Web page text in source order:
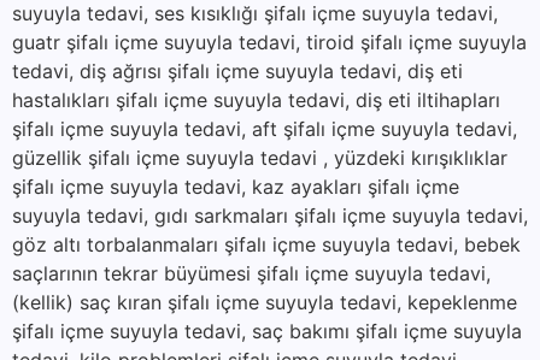
suyuyla tedavi, ses kısıklığı şifalı içme suyuyla tedavi,
guatr şifalı içme suyuyla tedavi, tiroid şifalı içme suyuyla
tedavi, diş ağrısı şifalı içme suyuyla tedavi, diş eti
hastalıkları şifalı içme suyuyla tedavi, diş eti iltihapları
şifalı içme suyuyla tedavi, aft şifalı içme suyuyla tedavi,
güzellik şifalı içme suyuyla tedavi , yüzdeki kırışıklıklar
şifalı içme suyuyla tedavi, kaz ayakları şifalı içme
suyuyla tedavi, gıdı sarkmaları şifalı içme suyuyla tedavi,
göz altı torbalanmaları şifalı içme suyuyla tedavi, bebek
saçlarının tekrar büyümesi şifalı içme suyuyla tedavi,
(kellik) saç kıran şifalı içme suyuyla tedavi, kepeklenme
şifalı içme suyuyla tedavi, saç bakımı şifalı içme suyuyla